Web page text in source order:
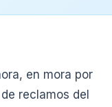
en mora por
reclamos del